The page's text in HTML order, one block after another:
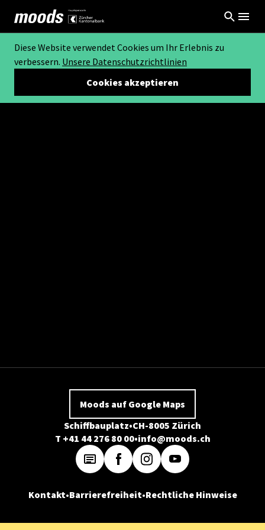
Diese Website verwendet Cookies um Ihr Erlebnis zu
verbessern. Unsere Datenschutzrichtlinien
Cookies akzeptieren
Moods auf Google Maps
Schiffbauplatz CH-8005 Zürich
T +41 44 276 80 00 info@moods.ch
Kontakt Barrierefreiheit Rechtliche Hinweise